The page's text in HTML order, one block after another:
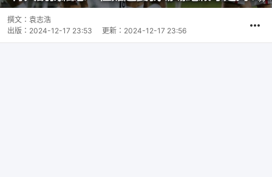
撰文： 袁志浩
出版： 2024-12-17 23:53 更新： 2024-12-17 23:56